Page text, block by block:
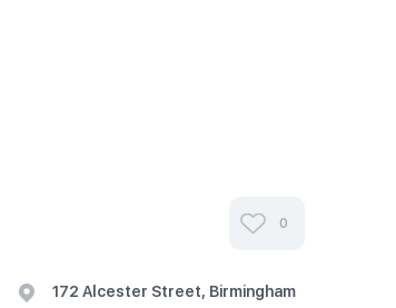
0
172 Alcester Street, Birmingham